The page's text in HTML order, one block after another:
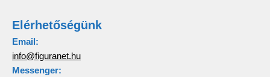
Elérhetőségünk
Email:
info@figuranet.hu
Messenger: